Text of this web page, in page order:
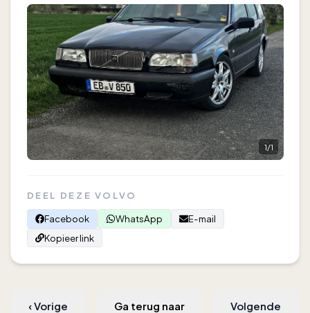
1/1
DEEL DEZE VOLVO
Facebook
WhatsApp
E-mail
Kopieer link
‹Vorige
Ga terug naar
Volgende